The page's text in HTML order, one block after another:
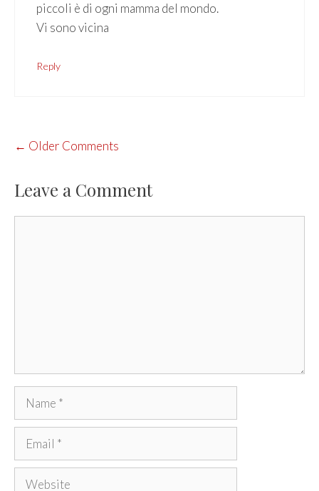
piccoli è di ogni mamma del mondo.
Vi sono vicina
Reply
COMMENT
← Older Comments
Leave a Comment
Name
Email
Website